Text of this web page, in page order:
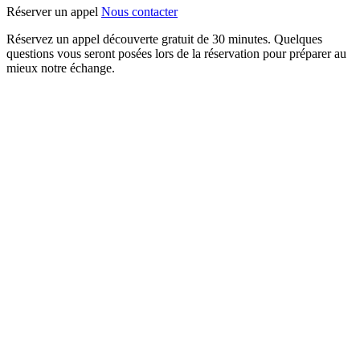
Réserver un appel Nous contacter
Réservez un appel découverte gratuit de 30 minutes. Quelques
questions vous seront posées lors de la réservation pour préparer au
mieux notre échange.